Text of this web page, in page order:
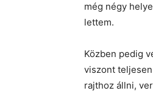
még négy
lettem.
Közben pedig
viszont
rajthoz állni,